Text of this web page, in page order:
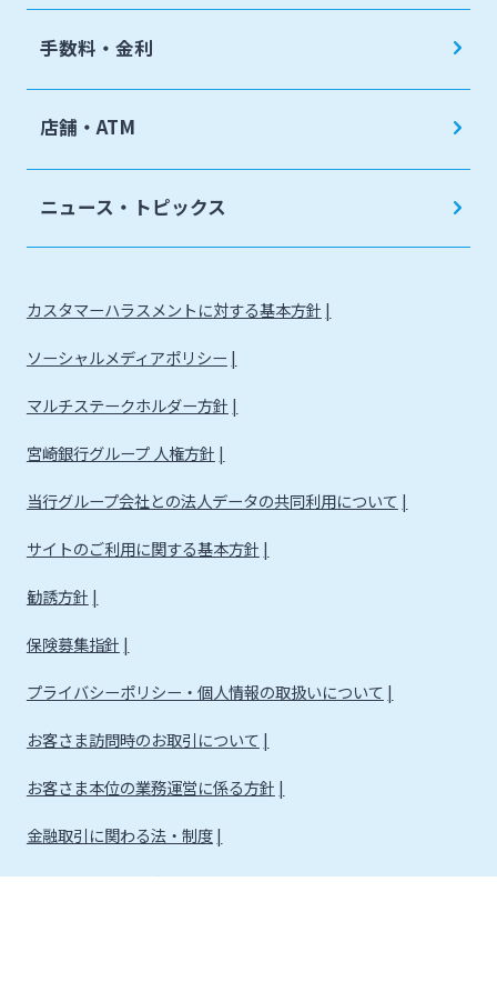
手数料・金利
店舗・ATM
ニュース・トピックス
カスタマーハラスメントに対する基本方針
ソーシャルメディアポリシー
マルチステークホルダー方針
宮崎銀行グループ 人権方針
当行グループ会社との法人データの共同利用について
サイトのご利用に関する基本方針
勧誘方針
保険募集指針
プライバシーポリシー・個人情報の取扱いについて
お客さま訪問時のお取引について
お客さま本位の業務運営に係る方針
金融取引に関わる法・制度
金融取引に関わる方針